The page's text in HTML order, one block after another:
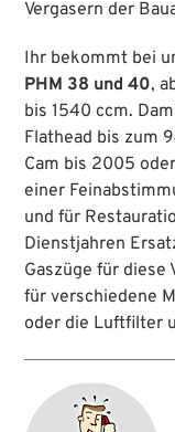
Vergasern der
Ihr bekommt bei
PHM 38 und 40,
bis 1540 ccm.
Flathead bis zum
Cam bis 2005
einer
und für
Dienstjahren
Gaszüge für diese
für verschiedene
oder die Luftfilter